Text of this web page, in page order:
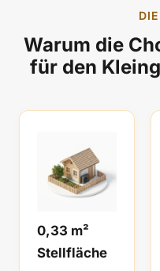
Warum die
für den
0,33 m²
Stellfläche